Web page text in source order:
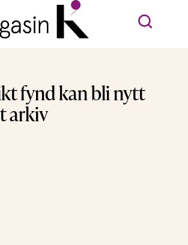
fynd kan bli nytt
arkiv